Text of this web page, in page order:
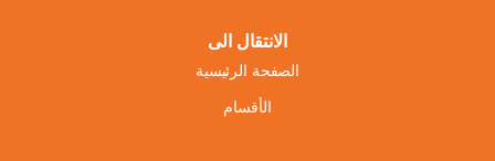
الانتقال الى
الصفحة الرئيسية
الأقسام